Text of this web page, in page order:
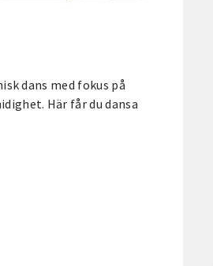
dans med fokus på
Här får du dansa